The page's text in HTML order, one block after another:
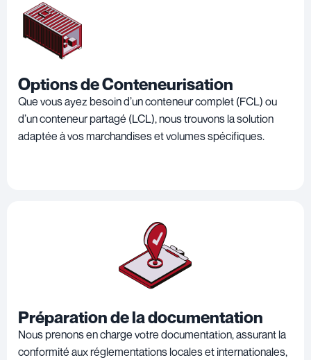
Options de Conteneurisation
Que vous ayez besoin d’un conteneur complet (FCL) ou
d’un conteneur partagé (LCL), nous trouvons la solution
adaptée à vos marchandises et volumes spécifiques.
Préparation de la documentation
Nous prenons en charge votre documentation, assurant la
conformité aux réglementations locales et internationales,